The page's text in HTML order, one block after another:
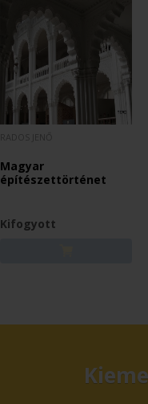
Magyar
építészettörténet
Kifogyott